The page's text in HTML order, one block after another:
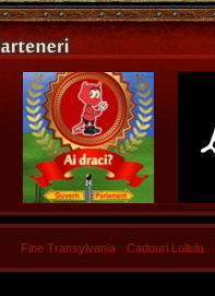
Fine Transylvania Cadouri Lullula